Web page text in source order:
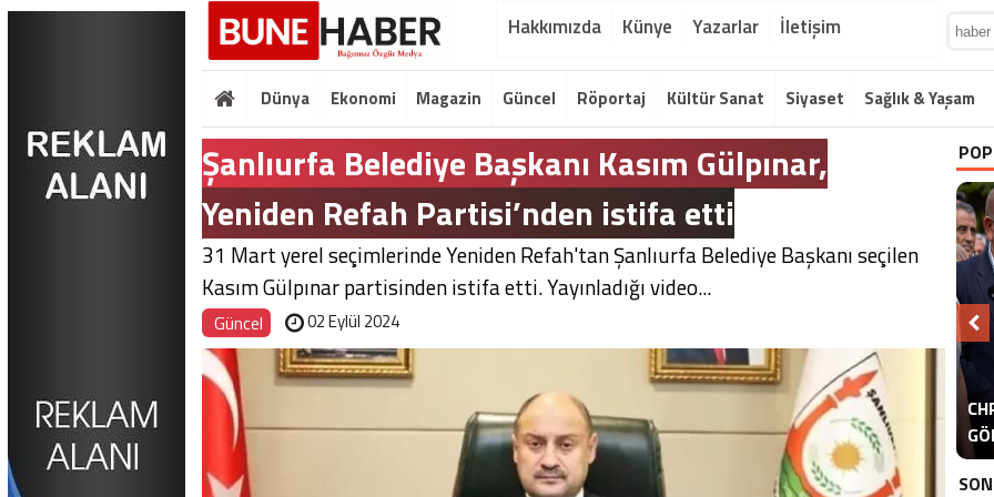
Hakkımızda Künye Yazarlar İletişim
Dünya Ekonomi Magazin Güncel Röportaj Kültür Sanat Siyaset Sağlık & Yaşam
Şanlıurfa Belediye Başkanı Kasım Gülpınar,
Yeniden Refah Partisi’nden istifa etti
31 Mart yerel seçimlerinde Yeniden Refah'tan Şanlıurfa Belediye Başkanı seçilen
Kasım Gülpınar partisinden istifa etti. Yayınladığı video...
Güncel 02 Eylül 2024